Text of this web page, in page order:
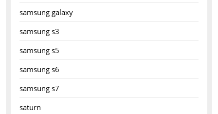
samsung galaxy
samsung s3
samsung s5
samsung s6
samsung s7
saturn